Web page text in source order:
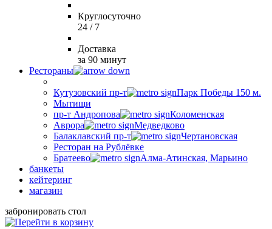
Круглосуточно
24 / 7
Доставка
за 90 минут
Рестораны
Кутузовский пр-т
Парк Победы 150 м.
Мытищи
пр-т Андропова
Коломенская
Аврора
Медведково
Балаклавский пр-т
Чертановская
Ресторан на Рублёвке
Братеево
Алма-Атинская, Марьино
банкеты
кейтеринг
магазин
забронировать стол